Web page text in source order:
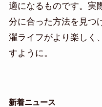
適になるものです。実
分に合った方法を見つ
濯ライフがより楽しく
すように。
新着ニュース